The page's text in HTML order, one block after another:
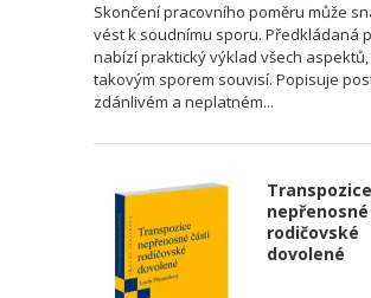
Skončení pracovního poměru může
vést k soudnímu sporu. Předkládaná
nabízí praktický výklad všech
takovým sporem souvisí. Popisuje
zdánlivém a neplatném...
Transpozice
rodičovské
dovolené